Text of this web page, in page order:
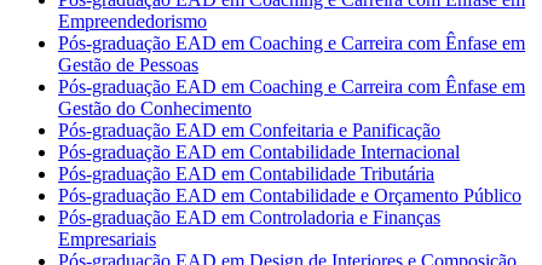
Empreendedorismo
Pós-graduação EAD em Coaching e Carreira com Ênfase em
Gestão de Pessoas
Pós-graduação EAD em Coaching e Carreira com Ênfase em
Gestão do Conhecimento
Pós-graduação EAD em Confeitaria e Panificação
Pós-graduação EAD em Contabilidade Internacional
Pós-graduação EAD em Contabilidade Tributária
Pós-graduação EAD em Contabilidade e Orçamento Público
Pós-graduação EAD em Controladoria e Finanças
Empresariais